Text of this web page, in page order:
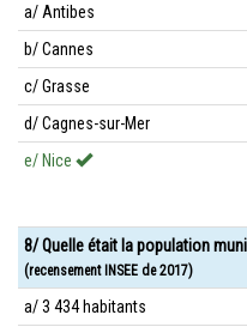
a/ Antibes
b/ Cannes
c/ Grasse
d/ Cagnes-sur-Mer
e/ Nice
8/ Quelle était la population
(recensement INSEE de 2017)
a/ 3 434 habitants